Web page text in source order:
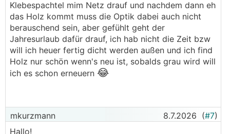
Klebespachtel mim Netz drauf und nachdem dann eh
das Holz kommt muss die Optik dabei auch nicht
berauschend sein, aber gefühlt geht der
Jahresurlaub dafür drauf, ich hab nicht die Zeit bzw
will ich heuer fertig dicht werden außen und ich find
Holz nur schön wenn's neu ist, sobalds grau wird will
ich es schon erneuern 😂
mkurzmann 8.7.2026 (#7)
Hallo!